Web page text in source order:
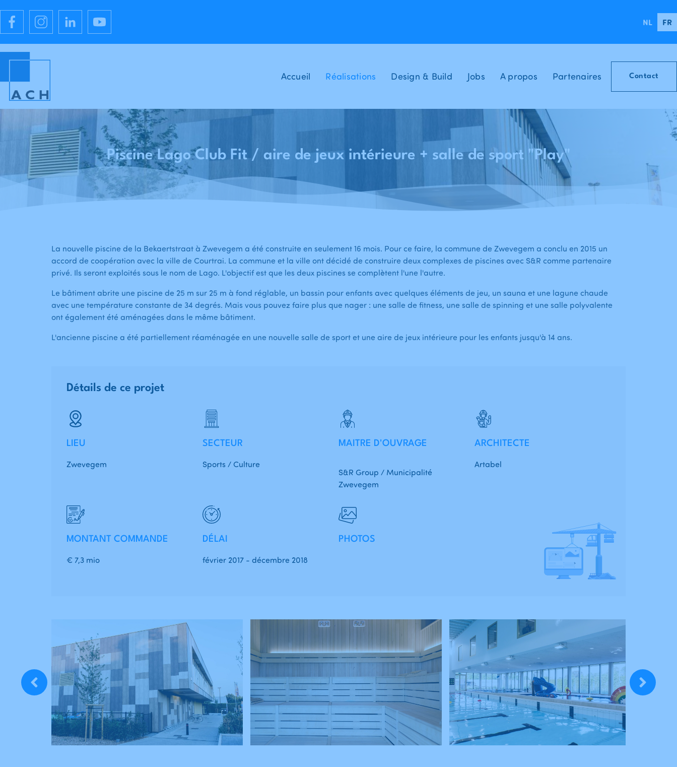
NL FR
Accueil Réalisations Design & Build Jobs A propos Partenaires Contact
ZWEVEZ - Piscine Lago Club Fit / aire de jeux intérieure + salle de sport “Speel” - Zwevegem
Piscine Lago Club Fit / aire de jeux intérieure + salle de sport "Play"
La nouvelle piscine de la Bekaertstraat à Zwevegem a été construite en seulement 16 mois. Pour ce faire, la commune de Zwevegem a conclu en 2015 un
accord de coopération avec la ville de Courtrai. La commune et la ville ont décidé de construire deux complexes de piscines avec S&R comme partenaire
privé. Ils seront exploités sous le nom de Lago. L'objectif est que les deux piscines se complètent l'une l'autre.
Le bâtiment abrite une piscine de 25 m sur 25 m à fond réglable, un bassin pour enfants avec quelques éléments de jeu, un sauna et une lagune chaude
avec une température constante de 34 degrés. Mais vous pouvez faire plus que nager : une salle de fitness, une salle de spinning et une salle polyvalente
ont également été aménagées dans le même bâtiment.
L'ancienne piscine a été partiellement réaménagée en une nouvelle salle de sport et une aire de jeux intérieure pour les enfants jusqu'à 14 ans.
LIEU
Zwevegem
SECTEUR
Sports / Culture
MAITRE D'OUVRAGE
S&R Group / Municipalité
Zwevegem
ARCHITECTE
Artabel
MONTANT COMMANDE
€ 7,3 mio
DÉLAI
février 2017 - décembre 2018
PHOTOS
Détails de ce projet